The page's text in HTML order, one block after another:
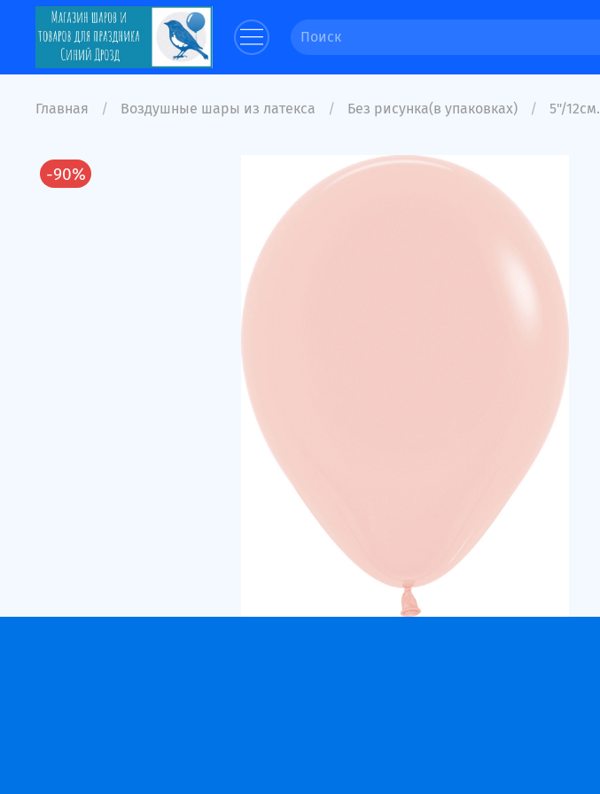
Главная Воздушные шары из латекса Без рисунка(в упаковках) 5"/12см.
-90%